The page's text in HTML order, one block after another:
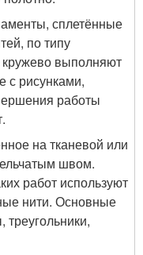
сплетённые
по типу
кружево выполняют
с рисунками,
работы
на тканевой или
швом.
работ используют
нити. Основные
треугольники,